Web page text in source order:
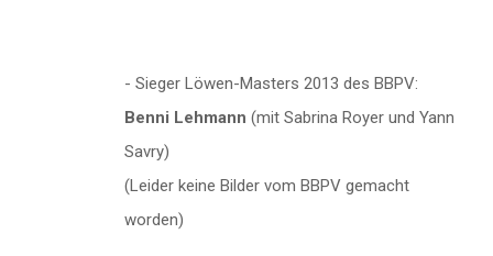
- Sieger Löwen-Masters 2013 des BBPV:
Benni Lehmann (mit Sabrina Royer und Yann
Savry)
(Leider keine Bilder vom BBPV gemacht
worden)